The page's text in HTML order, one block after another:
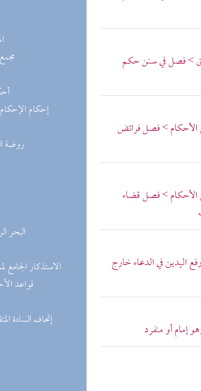
(1)
(1) إحكام
(1)
(1)
(1) الاستذكار
(1) قواعد
> فصل في سنن حكم
الأحكام > فصل فرائض
الأحكام > فصل قضاء
اليدين في الدعاء خارج
إمام أو منفرد